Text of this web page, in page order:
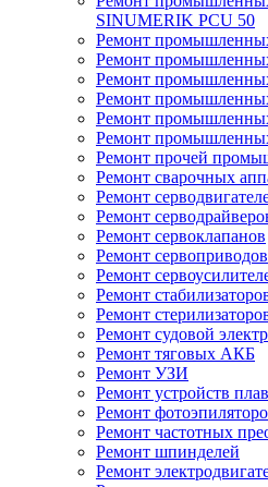
SINUMERIK PCU 50
Ремонт
Ремонт
Ремонт
Ремонт
Ремонт
Ремонт
Ремонт прочей
Ремонт сварочных
Ремонт
Ремонт
Ремонт сервоклапанов
Ремонт сервоприводов
Ремонт
Ремонт
Ремонт
Ремонт судовой
Ремонт тяговых АКБ
Ремонт УЗИ
Ремонт устройств
Ремонт
Ремонт частотных
Ремонт шпинделей
Ремонт